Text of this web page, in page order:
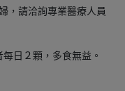
，請洽詢專業醫療人員
日２顆，多食無益。